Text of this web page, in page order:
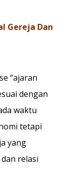
Gereja Dan
“ajaran
dengan
waktu
tetapi
yang
relasi